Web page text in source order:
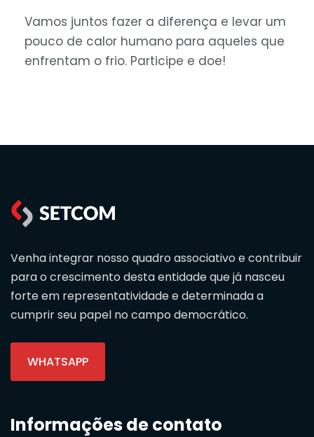
Vamos juntos fazer a diferença e levar um
pouco de calor humano para aqueles que
enfrentam o frio. Participe e doe!
Venha integrar nosso quadro associativo e contribuir
para o crescimento desta entidade que já nasceu
forte em representatividade e determinada a
cumprir seu papel no campo democrático.
WHATSAPP
Informações de contato